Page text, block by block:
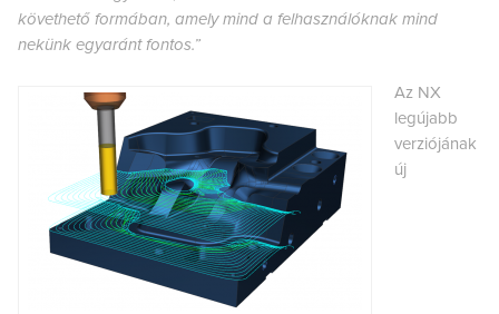
követhető formában, amely mind a felhasználóknak mind
nekünk egyaránt fontos.”
Az NX
legújabb
verziójának
új